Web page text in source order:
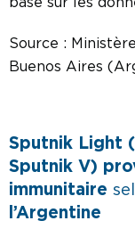
basé sur les
Source :
Buenos Aires
Sputnik Light
Sputnik V)
immunitaire
l’Argentine